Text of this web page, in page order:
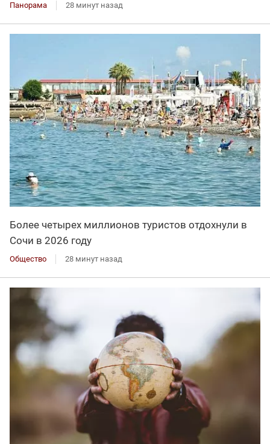
Панорама 28 минут назад
Более четырех миллионов туристов отдохнули в
Сочи в 2026 году
Общество 28 минут назад